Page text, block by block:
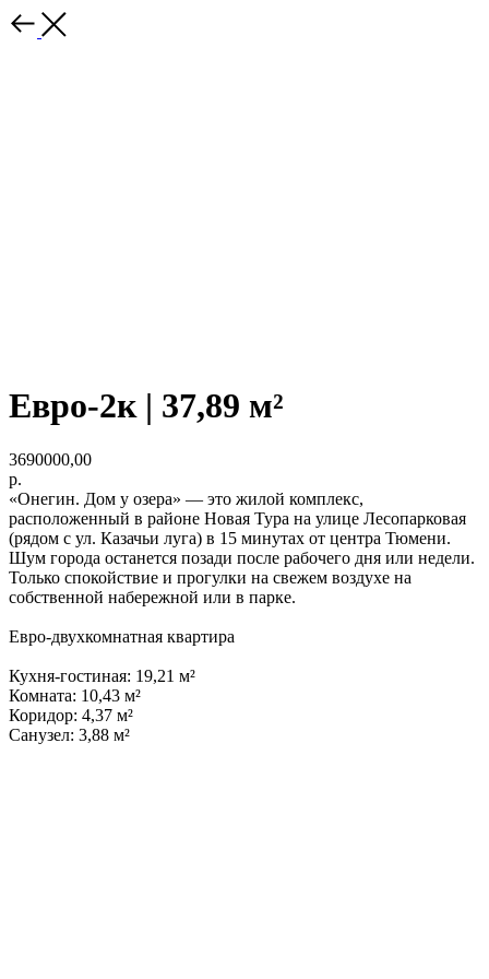
Евро-2к | 37,89 м²
3690000,00
р.
«Онегин. Дом у озера» — это жилой комплекс,
расположенный в районе Новая Тура на улице Лесопарковая
(рядом с ул. Казачьи луга) в 15 минутах от центра Тюмени.
Шум города останется позади после рабочего дня или недели.
Только спокойствие и прогулки на свежем воздухе на
собственной набережной или в парке.
Евро-двухкомнатная квартира
Кухня-гостиная: 19,21 м²
Комната: 10,43 м²
Коридор: 4,37 м²
Санузел: 3,88 м²